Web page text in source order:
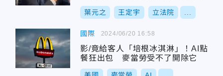
道
葉元之 王定宇 立法院
國際
影/竟給客人「培根冰淇淋」！AI點
餐狂出包 麥當勞受不了開除它
2024/06/20 16:58